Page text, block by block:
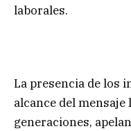
laborales.
La presencia de los
alcance del
generaciones,